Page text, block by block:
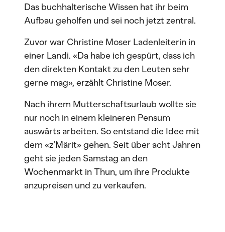
Das buchhalterische Wissen hat ihr beim
Aufbau geholfen und sei noch jetzt zentral.
Zuvor war Christine Moser Ladenleiterin in
einer Landi. «Da habe ich gespürt, dass ich
den direkten Kontakt zu den Leuten sehr
gerne mag», erzählt Christine Moser.
Nach ihrem Mutterschaftsurlaub wollte sie
nur noch in einem kleineren Pensum
auswärts arbeiten. So entstand die Idee mit
dem «z’Märit» gehen. Seit über acht Jahren
geht sie jeden Samstag an den
Wochenmarkt in Thun, um ihre Produkte
anzupreisen und zu verkaufen.